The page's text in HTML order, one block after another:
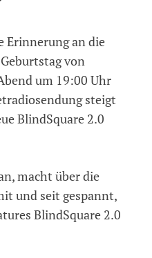
Erinnerung an die
von
um 19:00 Uhr
steigt
BlindSquare 2.0
macht über die
und seit gespannt,
BlindSquare 2.0